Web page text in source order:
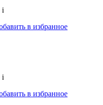
i
в избранное
i
в избранное